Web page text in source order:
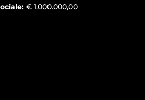
€ 1.000.000,00